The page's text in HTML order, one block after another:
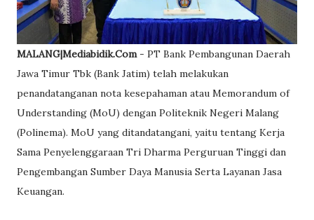
MALANG|Mediabidik.Com- PT Bank Pembangunan Daerah
Jawa Timur Tbk (Bank Jatim) telah melakukan
penandatanganan nota kesepahaman atau Memorandum of
Understanding (MoU) dengan Politeknik Negeri Malang
(Polinema). MoU yang ditandatangani, yaitu tentang Kerja
Sama Penyelenggaraan Tri Dharma Perguruan Tinggi dan
Pengembangan Sumber Daya Manusia Serta Layanan Jasa
Keuangan.